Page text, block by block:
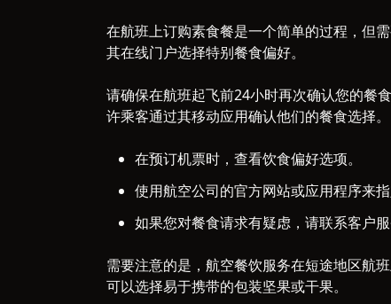
在航班上订购素食餐是一个简单的过程，但
其在线门户选择特别餐食偏好。
请确保在航班起飞前24小时再次确认您的餐
许乘客通过其移动应用确认他们的餐食选择。
在预订机票时，查看饮食偏好选项。
使用航空公司的官方网站或应用程序来指
如果您对餐食请求有疑虑，请联系客户服
需要注意的是，航空餐饮服务在短途地区航
可以选择易于携带的包装坚果或干果。